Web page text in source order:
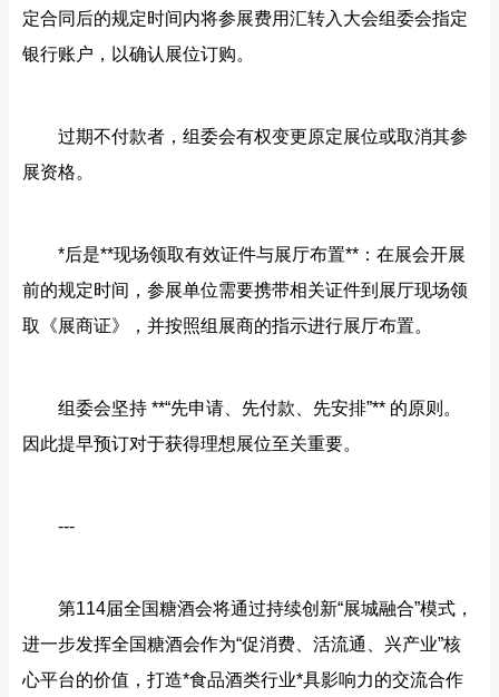
定合同后的规定时间内将参展费用汇转入大会组委会指定
银行账户，以确认展位订购。
过期不付款者，组委会有权变更原定展位或取消其参
展资格。
*后是**现场领取有效证件与展厅布置**：在展会开展
前的规定时间，参展单位需要携带相关证件到展厅现场领
取《展商证》，并按照组展商的指示进行展厅布置。
组委会坚持 **“先申请、先付款、先安排”** 的原则。
因此提早预订对于获得理想展位至关重要。
---
第114届全国糖酒会将通过持续创新“展城融合”模式，
进一步发挥全国糖酒会作为“促消费、活流通、兴产业”核
心平台的价值，打造*食品酒类行业*具影响力的交流合作